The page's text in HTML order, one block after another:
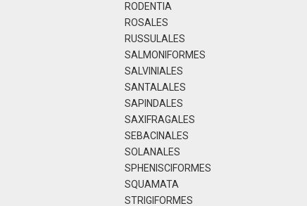
RODENTIA
ROSALES
RUSSULALES
SALMONIFORMES
SALVINIALES
SANTALALES
SAPINDALES
SAXIFRAGALES
SEBACINALES
SOLANALES
SPHENISCIFORMES
SQUAMATA
STRIGIFORMES